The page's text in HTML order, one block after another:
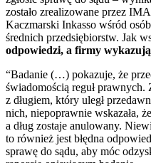
zostało zrealizowane przez
Kaczmarski Inkasso wśród
średnich przedsiębiorstw. Jak
odpowiedzi, a firmy
“Badanie (…) pokazuje, że
świadomością reguł
z długiem, który uległ
nich, niepoprawnie wskazała,
a dług zostaje anulowany.
to również jest błędna
sprawę do sądu, aby móc